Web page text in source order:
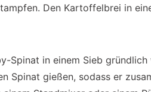
Den Kartoffelbrei in
Spinat in einem Sieb gründlich
Spinat gießen, sodass er